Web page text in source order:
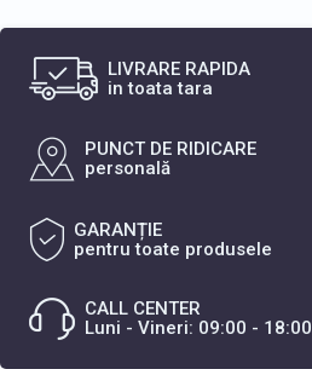
LIVRARE RAPIDA
in toata tara
PUNCT DE RIDICARE
personală
GARANȚIE
pentru toate produsele
CALL CENTER
Luni - Vineri: 09:00 - 18:00